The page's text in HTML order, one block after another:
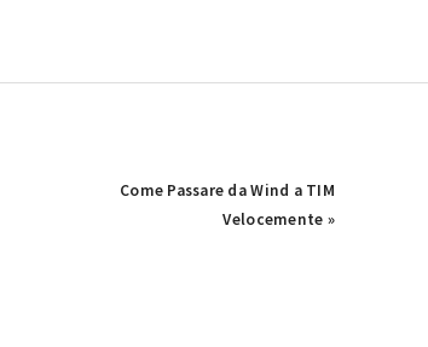
Next
Come Passare da Wind a TIM
Velocemente »